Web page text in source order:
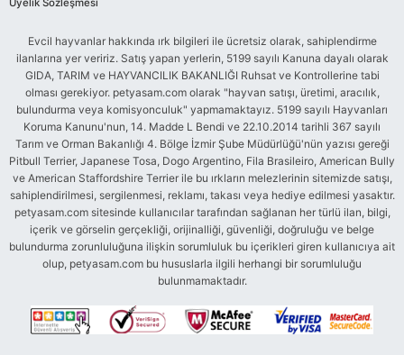
Üyelik Sözleşmesi
Evcil hayvanlar hakkında ırk bilgileri ile ücretsiz olarak, sahiplendirme
ilanlarına yer veririz. Satış yapan yerlerin, 5199 sayılı Kanuna dayalı olarak
GIDA, TARIM ve HAYVANCILIK BAKANLIĞI Ruhsat ve Kontrollerine tabi
olması gerekiyor. petyasam.com olarak "hayvan satışı, üretimi, aracılık,
bulundurma veya komisyonculuk" yapmamaktayız. 5199 sayılı Hayvanları
Koruma Kanunu'nun, 14. Madde L Bendi ve 22.10.2014 tarihli 367 sayılı
Tarım ve Orman Bakanlığı 4. Bölge İzmir Şube Müdürlüğü'nün yazısı gereği
Pitbull Terrier, Japanese Tosa, Dogo Argentino, Fila Brasileiro, American Bully
ve American Staffordshire Terrier ile bu ırkların melezlerinin sitemizde satışı,
sahiplendirilmesi, sergilenmesi, reklamı, takası veya hediye edilmesi yasaktır.
petyasam.com sitesinde kullanıcılar tarafından sağlanan her türlü ilan, bilgi,
içerik ve görselin gerçekliği, orijinalliği, güvenliği, doğruluğu ve belge
bulundurma zorunluluğuna ilişkin sorumluluk bu içerikleri giren kullanıcıya ait
olup, petyasam.com bu hususlarla ilgili herhangi bir sorumluluğu
bulunmamaktadır.